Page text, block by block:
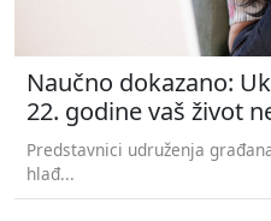
Naučno dokazano:
22. godine vaš život
Predstavnici udruženja
hlađ...